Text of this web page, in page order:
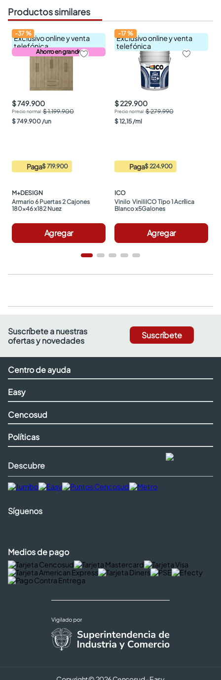
Productos similares
Exclusivo online y venta
telefónica
Ahorro en grande
-37%
$ 749.900
$ 1.199.900
$749.900 /un
Paga$ 719.900
M+DESIGN
Armario 6 Puertas 2 Cajones
180x46 x182 Nuez
Agregar
Exclusivo online y venta
telefónica
-17%
$ 229.900
$ 279.990
$12,15 /ml
Paga$ 224.900
ICO
Vinilo  ViniliICO Tipo 1 Acrílica
Blanco x5Galones
Agregar
Suscríbete a nuestras
ofertas y novedades
Suscríbete
Centro de ayuda
Easy
Cencosud
Políticas
Descubre
Síguenos
Medios de pago